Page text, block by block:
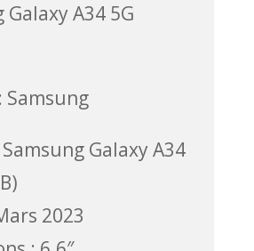
Galaxy A34 5G
Samsung
Galaxy A34
2023